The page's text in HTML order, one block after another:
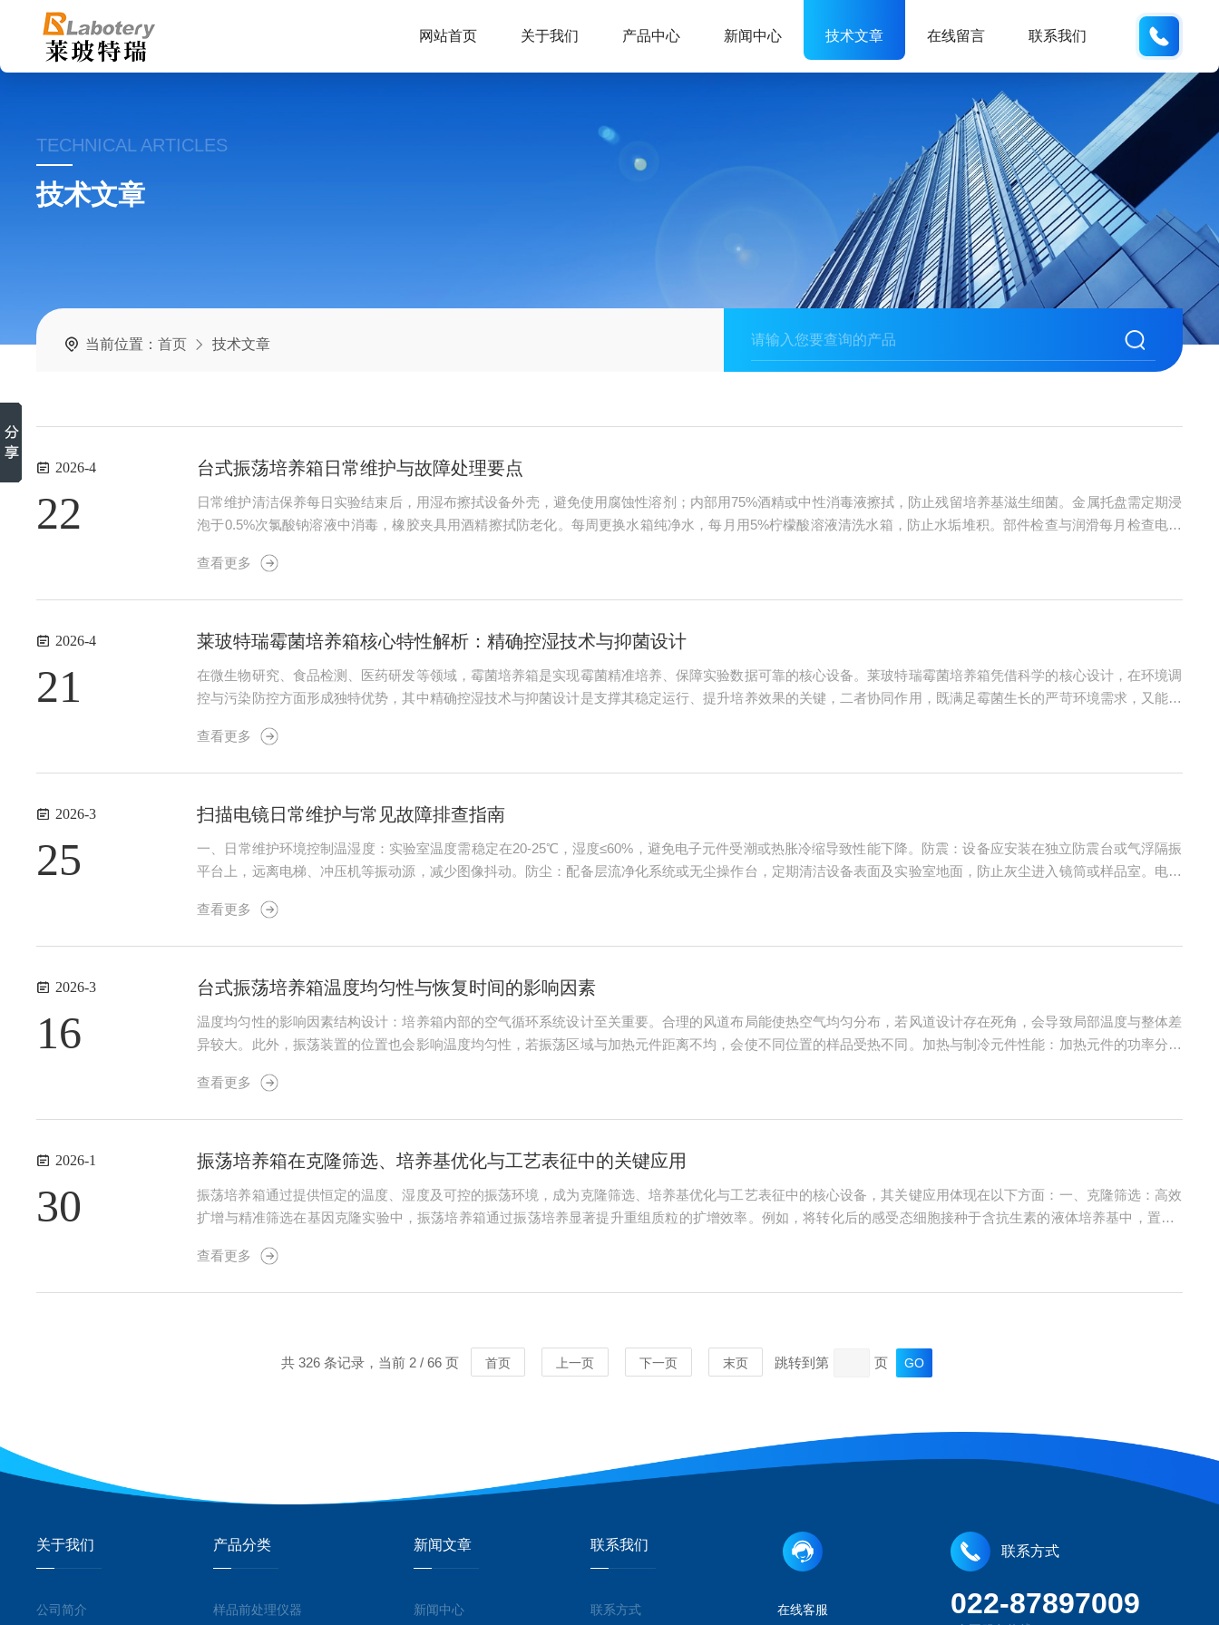
网站首页 关于我们 产品中心 新闻中心 技术文章 在线留言 联系我们
TECHNICAL ARTICLES
技术文章
当前位置：首页 技术文章
2026-4
22
台式振荡培养箱日常维护与故障处理要点
日常维护清洁保养每日实验结束后，用湿布擦拭设备外壳，避免使用腐蚀性溶剂；内部用75%酒精或中性消毒液擦拭，防止残留培养基滋生细菌。金属托盘需定期浸
泡于0.5%次氯酸钠溶液中消毒，橡胶夹具用酒精擦拭防老化。每周更换水箱纯净水，每月用5%柠檬酸溶液清洗水箱，防止水垢堆积。部件检查与润滑每月检查电机
检查传感器、照明灯等易损件，发现损坏及...
查看更多
2026-4
21
莱玻特瑞霉菌培养箱核心特性解析：精确控湿技术与抑菌设计
在微生物研究、食品检测、医药研发等领域，霉菌培养箱是实现霉菌精准培养、保障实验数据可靠的核心设备。莱玻特瑞霉菌培养箱凭借科学的核心设计，在环境调
控与污染防控方面形成独特优势，其中精确控湿技术与抑菌设计是支撑其稳定运行、提升培养效果的关键，二者协同作用，既满足霉菌生长的严苛环境需求，又能有
均对环境湿度有着严格要求，湿度的波动会直接影响培...
查看更多
2026-3
25
扫描电镜日常维护与常见故障排查指南
一、日常维护环境控制温湿度：实验室温度需稳定在20-25℃，湿度≤60%，避免电子元件受潮或热胀冷缩导致性能下降。防震：设备应安装在独立防震台或气浮隔振
平台上，远离电梯、冲压机等振动源，减少图像抖动。防尘：配备层流净化系统或无尘操作台，定期清洁设备表面及实验室地面，防止灰尘进入镜筒或样品室。电磁
发生器或探测器。关键部件维护真空系统：...
查看更多
2026-3
16
台式振荡培养箱温度均匀性与恢复时间的影响因素
温度均匀性的影响因素结构设计：培养箱内部的空气循环系统设计至关重要。合理的风道布局能使热空气均匀分布，若风道设计存在死角，会导致局部温度与整体差
异较大。此外，振荡装置的位置也会影响温度均匀性，若振荡区域与加热元件距离不均，会使不同位置的样品受热不同。加热与制冷元件性能：加热元件的功率分布
式：样品数量、摆放密度和位置会影响温度均匀性。样...
查看更多
2026-1
30
振荡培养箱在克隆筛选、培养基优化与工艺表征中的关键应用
振荡培养箱通过提供恒定的温度、湿度及可控的振荡环境，成为克隆筛选、培养基优化与工艺表征中的核心设备，其关键应用体现在以下方面：一、克隆筛选：高效
扩增与精准筛选在基因克隆实验中，振荡培养箱通过振荡培养显著提升重组质粒的扩增效率。例如，将转化后的感受态细胞接种于含抗生素的液体培养基中，置于3
需氧菌（如大肠杆菌）生长，避免静置培...
查看更多
共 326 条记录，当前 2 / 66 页 首页 上一页 下一页 末页 跳转到第 页
关于我们
公司简介
产品分类
样品前处理仪器
新闻文章
新闻中心
联系我们
联系方式 在线客服
联系方式
022-87897009